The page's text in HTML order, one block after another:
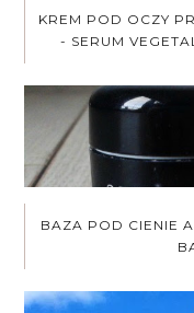
KREM POD OCZY
- SERUM
BAZA POD CIENIE